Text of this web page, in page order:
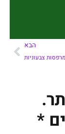
הבא
צבעוניות
*